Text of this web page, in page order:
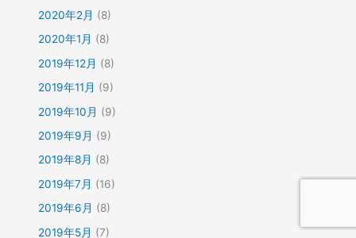
2020年2月 (8)
2020年1月 (8)
2019年12月 (8)
2019年11月 (9)
2019年10月 (9)
2019年9月 (9)
2019年8月 (8)
2019年7月 (16)
2019年6月 (8)
2019年5月 (7)